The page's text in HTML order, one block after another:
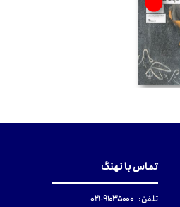
تماس با نهنگ
تلفن: ۹۱۰۳۵۰۰۰-۰۲۱